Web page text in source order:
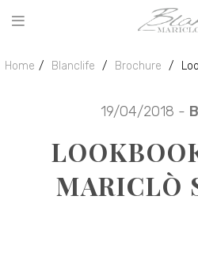
Home Blanclife Brochure
19/04/2018 -
MARICLÒ